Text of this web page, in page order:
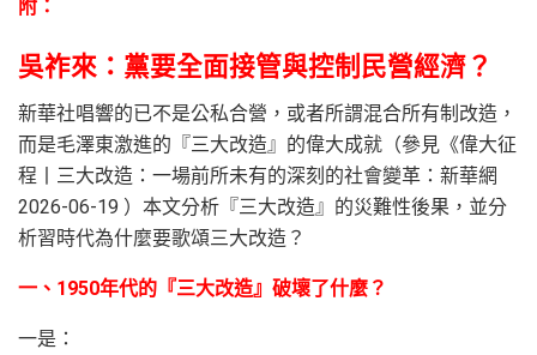
附：
吳祚來：黨要全面接管與控制民營經濟？
新華社唱響的已不是公私合營，或者所謂混合所有制改造，
而是毛澤東激進的『三大改造』的偉大成就（參見《偉大征
程丨三大改造：一場前所未有的深刻的社會變革：新華網
2026-06-19 ）本文分析『三大改造』的災難性後果，並分
析習時代為什麼要歌頌三大改造？
一、1950年代的『三大改造』破壞了什麼？
一是：